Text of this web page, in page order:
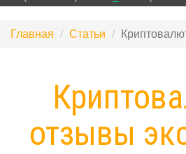
Главная Статьи
отзывы